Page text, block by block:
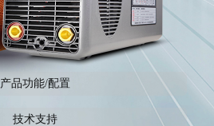
产品功能/配置
技术支持